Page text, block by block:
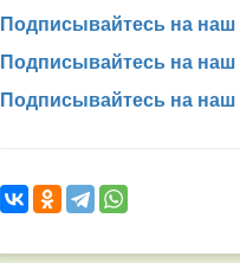
Подписывайтесь на наш
Подписывайтесь на наш
Подписывайтесь на